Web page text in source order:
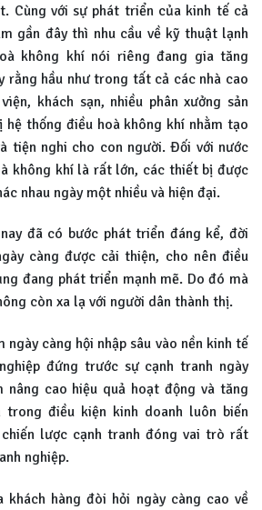
Cùng với sự phát triển của kinh tế cả
gần đây thì nhu cầu về kỹ thuật lạnh
không khí nói riêng đang gia tăng
rằng hầu như trong tất cả các nhà cao
khách sạn, nhiều phân xưởng sản
thống điều hoà không khí nhằm tạo
tiện nghi cho con người. Đối với nước
không khí là rất lớn, các thiết bị được
nhau ngày một nhiều và hiện đại.
đã có bước phát triển đáng kể, đời
càng được cải thiện, cho nên điều
đang phát triển mạnh mẽ. Do đó mà
còn xa lạ với người dân thành thị.
ngày càng hội nhập sâu vào nền kinh tế
đứng trước sự cạnh tranh ngày
nâng cao hiệu quả hoạt động và tăng
trong điều kiện kinh doanh luôn biến
lược cạnh tranh đóng vai trò rất
nghiệp.
khách hàng đòi hỏi ngày càng cao về